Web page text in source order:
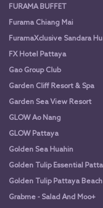
FURAMA BUFFET
Furama Chiang Mai
FuramaXclusive Sandara
FX Hotel Pattaya
Gao Group Club
Garden Cliff Resort & Spa
Garden Sea View Resort
GLOW Ao Nang
GLOW Pattaya
Golden Sea Huahin
Golden Tulip Essential
Golden Tulip Pattaya
Grabme - Salad And Moo+